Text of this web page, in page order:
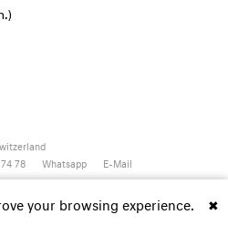
78 Whatsapp E-Mail
Vimeo Youtube ✖
your browsing experience.